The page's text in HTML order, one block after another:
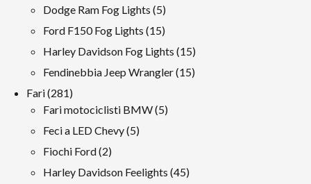
prodotti
Dodge Ram Fog Lights 55
prodotti
Ford F150 Fog Lights 1515
prodotti
Harley Davidson Fog Lights 1515
prodotti
Fendinebbia Jeep Wrangler 1515
Fari 281281
prodotti
Fari motociclisti BMW 55
Feci a LED Chevy 55
Fiochi Ford 22
prodotti
Harley Davidson Feelights 4545